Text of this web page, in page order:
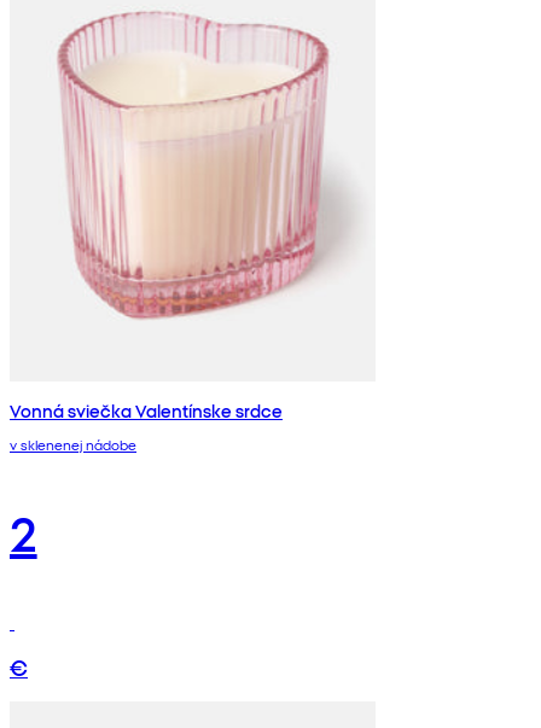
Vonná sviečka Valentínske srdce
v sklenenej nádobe
2
€